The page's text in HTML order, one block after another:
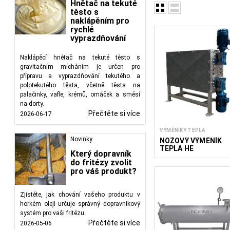
Hnětač na tekuté
těsto s
naklápěním pro
rychlé
vyprazdňování
Naklápěcí hnětač na tekuté těsto s
gravitačním mícháním je určen pro
přípravu a vyprazdňování tekutého a
polotekutého těsta, včetně těsta na
palačinky, vafle, krémů, omáček a směsí
na dorty.
2026-06-17
Přečtěte si více
Novinky
Který dopravník
do fritézy zvolit
pro váš produkt?
Zjistěte, jak chování vašeho produktu v
horkém oleji určuje správný dopravníkový
systém pro vaši fritézu.
2026-05-06
Přečtěte si více
optimalizují kontakt a
která zabraňuje
náchylných kapalin.
Tato zařízení nacházejí
kontrolovaný ohřev
sterilizaci hrají
konzervování a
ale také k udržování
snižuje spotřebu
teploty a také
Společnost
průmysl, které
Naše řešení
kvalitu finálních
moderního
VÝMĚNÍKY TEPLA
NOŽOVÝ VÝMĚNÍK
TEPLA HE